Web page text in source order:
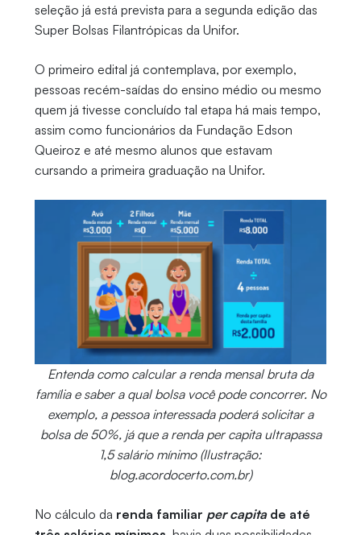
seleção já está prevista para a segunda edição das
Super Bolsas Filantrópicas da Unifor.
O primeiro edital já contemplava, por exemplo,
pessoas recém-saídas do ensino médio ou mesmo
quem já tivesse concluído tal etapa há mais tempo,
assim como funcionários da Fundação Edson
Queiroz e até mesmo alunos que estavam
cursando a primeira graduação na Unifor.
Entenda como calcular a renda mensal bruta da
família e saber a qual bolsa você pode concorrer. No
exemplo, a pessoa interessada poderá solicitar a
bolsa de 50%, já que a renda per capita ultrapassa
1,5 salário mínimo (Ilustração:
blog.acordocerto.com.br)
No cálculo da renda familiar per capitade até